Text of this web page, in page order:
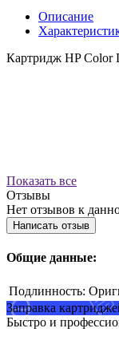
Описание
Картридж HP Color
Показать все
Отзывы
Нет отзывов к
Написать отзыв
Общие данные:
Подлинность:
Заправка
Быстро и